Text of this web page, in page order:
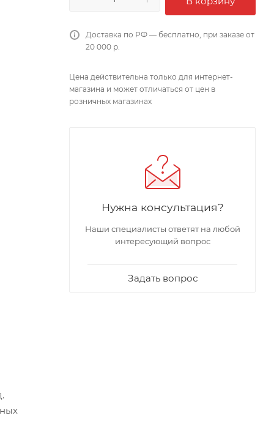
Доставка по РФ — бесплатно, при заказе от
20 000 р.
Цена действительна только для интернет-
магазина и может отличаться от цен в
розничных магазинах
Нужна консультация?
Наши специалисты ответят на любой
интересующий вопрос
Задать вопрос